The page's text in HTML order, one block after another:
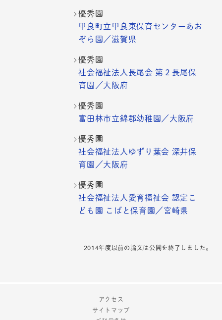
優秀園
甲良町立甲良東保育センターあお
ぞら園／滋賀県
優秀園
社会福祉法人長尾会 第２長尾保
育園／大阪府
優秀園
富田林市立錦郡幼稚園／大阪府
優秀園
社会福祉法人ゆずり葉会 深井保
育園／大阪府
優秀園
社会福祉法人愛育福祉会 認定こ
ども園 こばと保育園／宮崎県
2014年度以前の論文は公開を終了しました。
アクセス
サイトマップ